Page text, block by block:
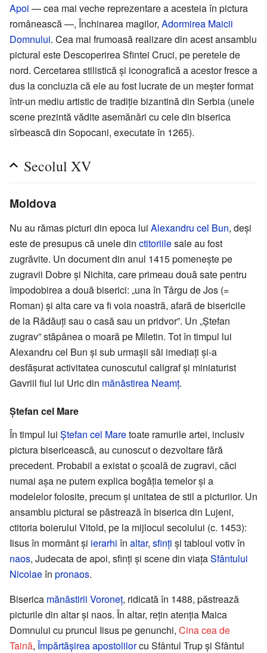
Apoi — cea mai veche reprezentare a acesteia în pictura
românească —, Închinarea magilor, Adormirea Maicii
Domnului. Cea mai frumoasă realizare din acest ansamblu
pictural este Descoperirea Sfintei Cruci, pe peretele de
nord. Cercetarea stilistică și iconografică a acestor fresce a
dus la concluzia că ele au fost lucrate de un meșter format
într-un mediu artistic de tradiție bizantină din Serbia (unele
scene prezintă vădite asemănări cu cele din biserica
sîrbească din Sopocani, executate în 1265).
Secolul XV
Moldova
Nu au rămas picturi din epoca lui Alexandru cel Bun, deși
este de presupus că unele din ctitoriilesale au fost
zugrăvite. Un document din anul 1415 pomenește pe
zugravii Dobre și Nichita, care primeau două sate pentru
împodobirea a două biserici: „una în Târgu de Jos (=
Roman) și alta care va fi voia noastră, afară de bisericile
de la Rădăuți sau o casă sau un pridvor”. Un „Ștefan
zugrav” stăpânea o moară pe Miletin. Tot în timpul lui
Alexandru cel Bun și sub urmașii săi imediați și-a
desfășurat activitatea cunoscutul caligraf și miniaturist
Gavriil fiul lui Uric din mănăstirea Neamț.
Ștefan cel Mare
În timpul lui Ștefan cel Maretoate ramurile artei, inclusiv
pictura bisericească, au cunoscut o dezvoltare fără
precedent. Probabil a existat o școală de zugravi, căci
numai așa ne putem explica bogăția temelor și a
modelelor folosite, precum și unitatea de stil a picturiior. Un
ansamblu pictural se păstrează în biserica din Lujeni,
ctitoria boierului Vitold, pe la mijlocul secolului (c. 1453):
Iisus în mormânt și ierarhi în altar, sfinți și tabloul votiv în
naos, Judecata de apoi, sfinți și scene din viațaSfântului
Nicolaeîn pronaos.
Biserica mănăstirii Voroneț, ridicată în 1488, păstrează
picturile din altar și naos. În altar, rețin atenția Maica
Domnului cu pruncul Iisus pe genunchi, Cina cea de
Taină, Împărtășireaapostolilorcu Sfântul Trup și Sfântul